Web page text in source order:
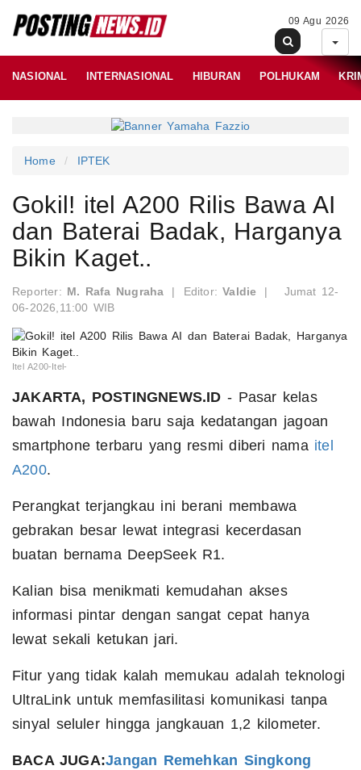
09 Agu 2026
NASIONAL INTERNASIONAL HIBURAN POLHUKAM
Home IPTEK
Gokil! itel A200 Rilis Bawa AI
dan Baterai Badak, Harganya
Bikin Kaget..
Reporter: M. Rafa Nugraha | Editor:Valdie |
Jumat 12-
06-2026,11:00 WIB
Itel A200-Itel-
JAKARTA, POSTINGNEWS.ID - Pasar kelas
bawah Indonesia baru saja kedatangan jagoan
smartphone terbaru yang resmi diberi nama itel
A200.
Perangkat terjangkau ini berani membawa
gebrakan besar lewat integrasi kecerdasan
buatan bernama DeepSeek R1.
Kalian bisa menikmati kemudahan akses
informasi pintar dengan sangat cepat hanya
lewat sekali ketukan jari.
Fitur yang tidak kalah memukau adalah teknologi
UltraLink untuk memfasilitasi komunikasi tanpa
sinyal seluler hingga jangkauan 1,2 kilometer.
BACA JUGA:Jangan Remehkan Singkong